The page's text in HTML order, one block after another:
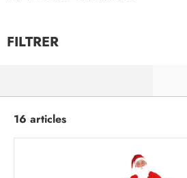
FILTRER
16 articles